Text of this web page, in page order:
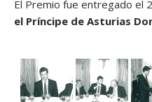
El Premio fue entregado el
el Príncipe de Asturias